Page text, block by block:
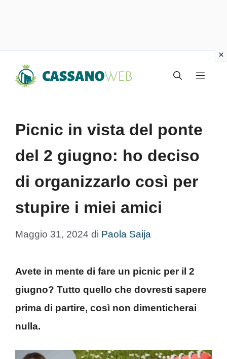
Menu
Picnic in vista del ponte
del 2 giugno: ho deciso
di organizzarlo così per
stupire i miei amici
Maggio 31, 2024 di Paola Saija
Avete in mente di fare un picnic per il 2
giugno? Tutto quello che dovresti sapere
prima di partire, così non dimenticherai
nulla.